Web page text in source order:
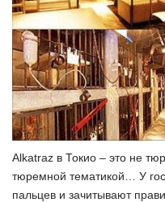
Alkatraz в Токио – это не
тюремной тематикой… У
пальцев и зачитывают